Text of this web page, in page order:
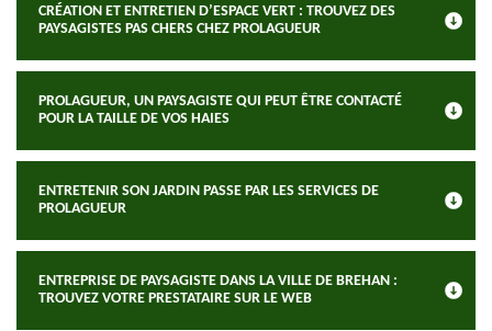
CRÉATION ET ENTRETIEN D’ESPACE VERT : TROUVEZ DES
PAYSAGISTES PAS CHERS CHEZ PROLAGUEUR
PROLAGUEUR, UN PAYSAGISTE QUI PEUT ÊTRE CONTACTÉ
POUR LA TAILLE DE VOS HAIES
ENTRETENIR SON JARDIN PASSE PAR LES SERVICES DE
PROLAGUEUR
ENTREPRISE DE PAYSAGISTE DANS LA VILLE DE BREHAN :
TROUVEZ VOTRE PRESTATAIRE SUR LE WEB